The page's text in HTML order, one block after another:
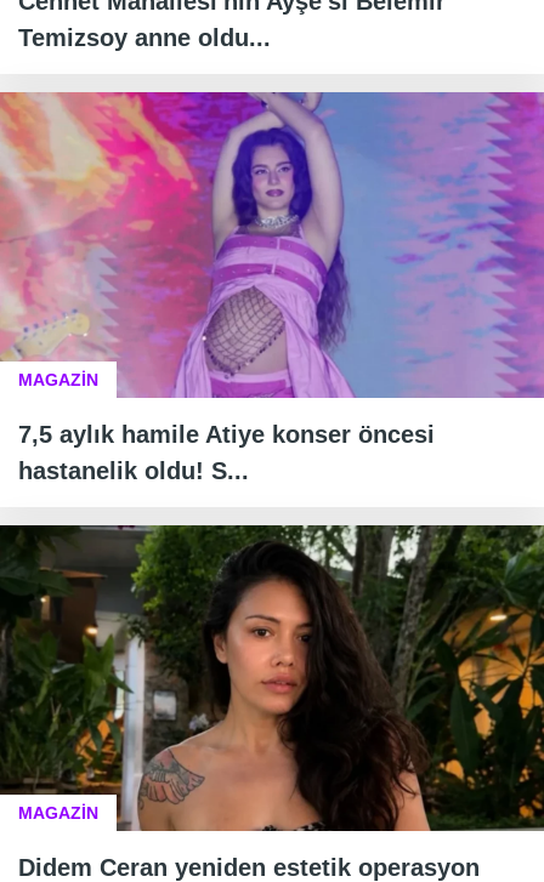
Temizsoy anne oldu...
MAGAZİN
7,5 aylık hamile Atiye konser öncesi
hastanelik oldu! S...
MAGAZİN
Didem Ceran yeniden estetik operasyon